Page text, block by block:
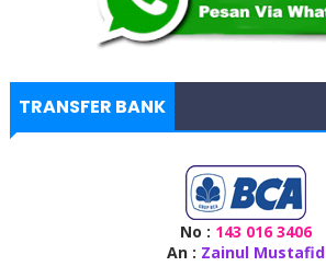
TRANSFER BANK
No : 143 016 3406
An : Zainul Mustafid